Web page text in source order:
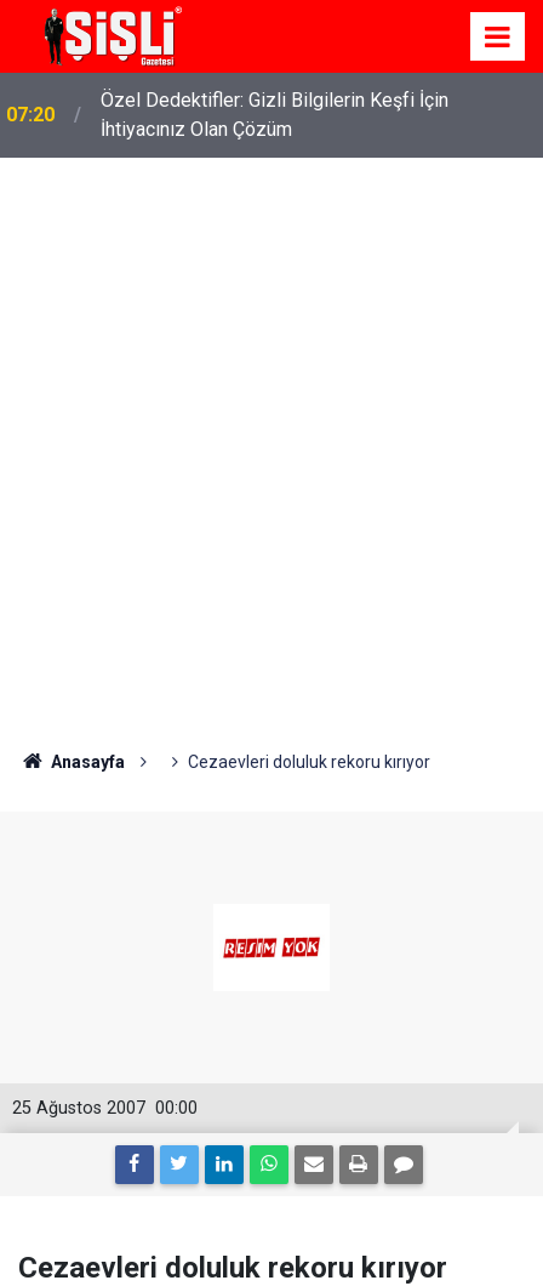
07:15
İskele'de Kiralık Daire Seçenekleriyle Konforlu Bir
Yaşam
Anasayfa Cezaevleri doluluk rekoru kırıyor
00:00
25 Ağustos 2007
Cezaevleri doluluk rekoru kırıyor